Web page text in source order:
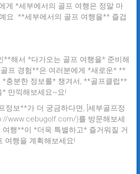
게 *세부에서의 골프 여행은 정말 마
요. **세부에서의 골프 여행을** 즐겁
**해서 *다가오는 골프 여행을* 준비해
프 경험**은 여러분에게 *새로운* **
*충분한 정보를* 챙겨서, **골프클럽**
만끽해보세요~요!
정보**가 더 궁금하다면, [세부골프정
www.cebugolf.com/)를 방문해보세
행**이 *더욱 특별하고* 즐거워질 거
여행을 계획해보세요!